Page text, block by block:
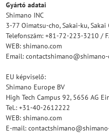
Gyártó adatai
Shimano INC
3-77 Oimatsu-cho, Sakai-ku, Sakai
Telefonszám: +81-72-223-3210 /
WEB: shimano.com
Email: contactshimano@shimano-
EU képviselő:
Shimano Europe BV
High Tech Campus 92, 5656 AG
Tel.: +31-40-2612222
WEB: shimano.com
E-mail: